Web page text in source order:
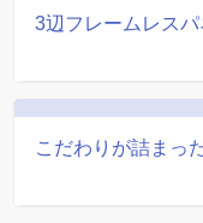
3辺フレームレスパ
こだわりが詰まっ